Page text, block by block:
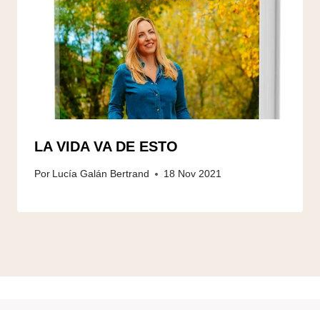
LA VIDA VA DE ESTO
Por Lucía Galán Bertrand 18 Nov 2021